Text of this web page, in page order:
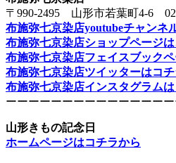
〒990-2495 山形市若葉町4-6
布施弥七京染店youtubeチャンネ
布施弥七京染店ショップページは
布施弥七京染店フェイスブック
布施弥七京染店ツイッターはコチ
布施弥七京染店インスタグラムは
ーーーーーーーーーーーーーー
山形きもの記念日
ホームページはコチラから